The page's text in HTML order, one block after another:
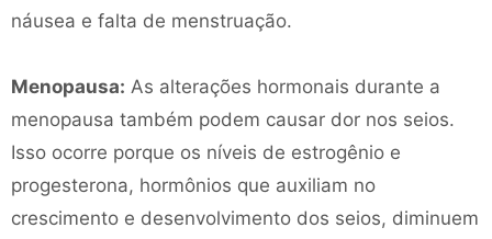
náusea e falta de menstruação.
Menopausa: As alterações hormonais durante a
menopausa também podem causar dor nos seios.
Isso ocorre porque os níveis de estrogênio e
progesterona, hormônios que auxiliam no
crescimento e desenvolvimento dos seios, diminuem